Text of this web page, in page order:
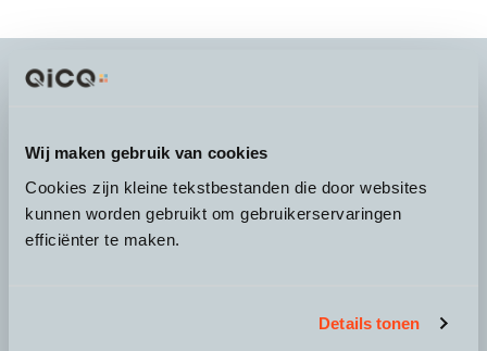
Wij maken gebruik van cookies
Cookies zijn kleine tekstbestanden die door websites
kunnen worden gebruikt om gebruikerservaringen
efficiënter te maken.
Details tonen
Over QicQ